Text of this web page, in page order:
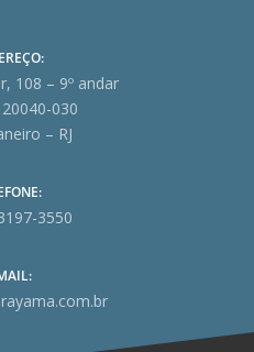
108 – 9º andar
030
– RJ
3550